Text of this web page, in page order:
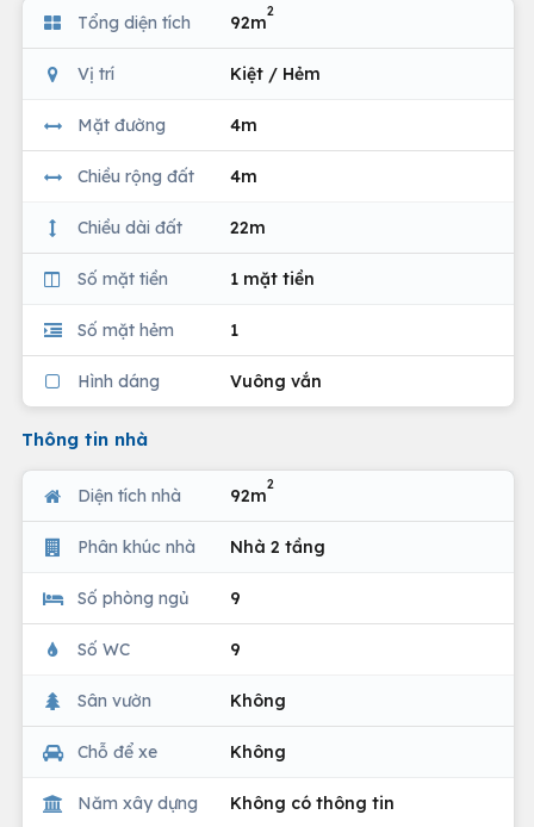
Tổng diện tích 92m
2
Vị trí Kiệt / Hẻm
Mặt đường 4m
Chiều rộng đất 4m
Chiều dài đất 22m
Số mặt tiền 1 mặt tiền
Số mặt hẻm 1
Hình dáng Vuông vắn
Thông tin nhà
Diện tích nhà 92m
2
Phân khúc nhà Nhà 2 tầng
Số phòng ngủ 9
Số WC 9
Sân vườn Không
Chỗ để xe Không
Năm xây dựng Không có thông tin